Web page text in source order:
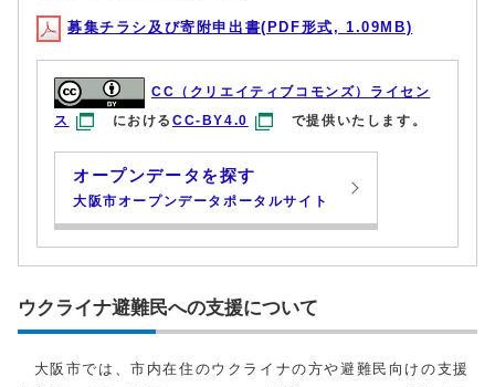
募集チラシ及び寄附申出書(PDF形式, 1.09MB)
CC（クリエイティブコモンズ）ライセン
ス
におけるCC-BY4.0 で提供いたします。
オープンデータを探す
大阪市オープンデータポータルサイト
ウクライナ避難民への支援について
大阪市では、市内在住のウクライナの方や避難民向けの支援